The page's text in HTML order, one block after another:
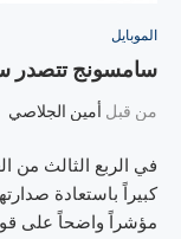
الموبايل
سامسونج تتصدر
من قبل أمين الجلاصي
في الربع الثالث من
كبيراً باستعادة
مؤشراً واضحاً على قوة